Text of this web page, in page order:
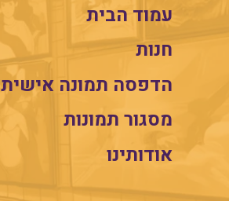
עמוד הבית
חנות
הדפסה תמונה אישית
מסגור תמונות
אודותינו